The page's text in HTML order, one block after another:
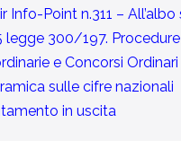
Info-Point n.311 –
legge 300/197. Procedure
e Concorsi Ordinari
sulle cifre nazionali
in uscita